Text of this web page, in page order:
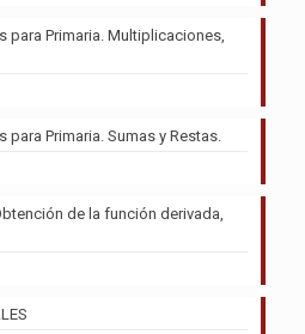
para Primaria. Multiplicaciones,
Primaria. Sumas y Restas.
de la función derivada,